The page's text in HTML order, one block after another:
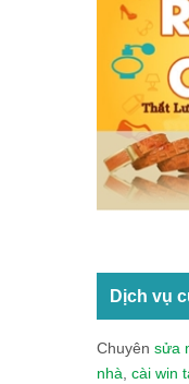
Dịch vụ
Chuyên sửa
nhà, cài win